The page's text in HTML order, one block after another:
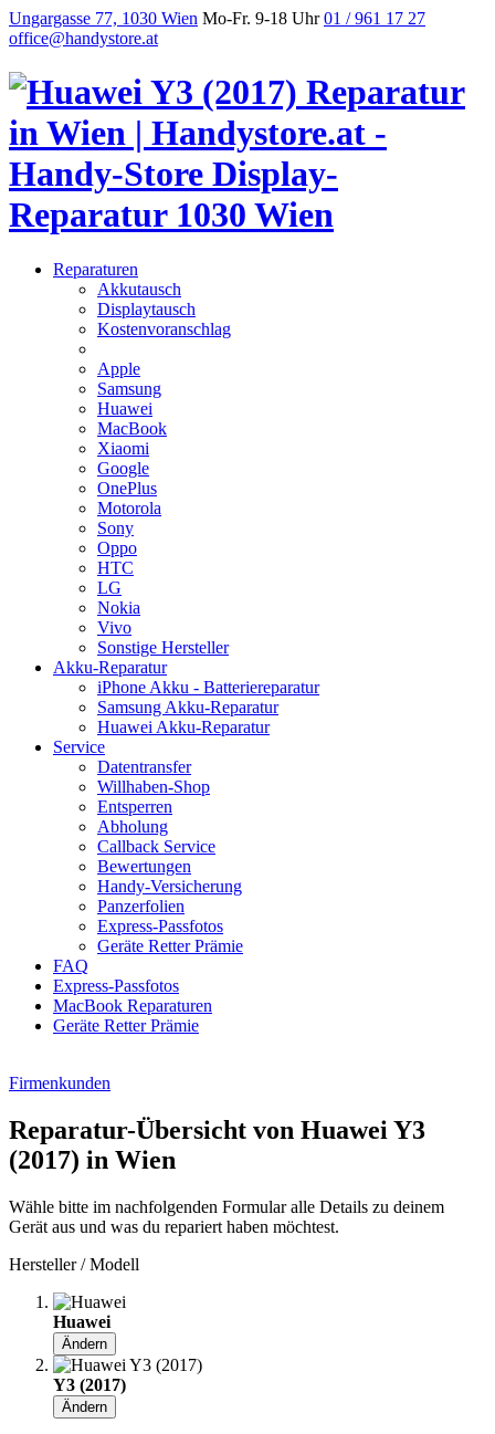
Ungargasse 77, 1030 Wien Mo-Fr. 9-18 Uhr 01 / 961 17 27
office@handystore.at
Reparaturen
Akkutausch
Displaytausch
Kostenvoranschlag
Apple
Samsung
Huawei
MacBook
Xiaomi
Google
OnePlus
Motorola
Sony
Oppo
HTC
LG
Nokia
Vivo
Sonstige Hersteller
Akku-Reparatur
iPhone Akku - Batteriereparatur
Samsung Akku-Reparatur
Huawei Akku-Reparatur
Service
Datentransfer
Willhaben-Shop
Entsperren
Abholung
Callback Service
Bewertungen
Handy-Versicherung
Panzerfolien
Express-Passfotos
Geräte Retter Prämie
FAQ
Express-Passfotos
MacBook Reparaturen
Geräte Retter Prämie
Firmenkunden
Reparatur-Übersicht von Huawei Y3
(2017) in Wien
Wähle bitte im nachfolgenden Formular alle Details zu deinem
Gerät aus und was du repariert haben möchtest.
Hersteller / Modell
Huawei
Ändern
Y3 (2017)
Ändern